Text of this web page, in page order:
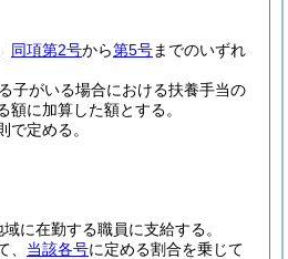
同項第2号から第5号までのいずれ
子がいる場合における扶養手当の
額に加算した額とする。
定める。
に在勤する職員に支給する。
当該各号に定める割合を乗じて